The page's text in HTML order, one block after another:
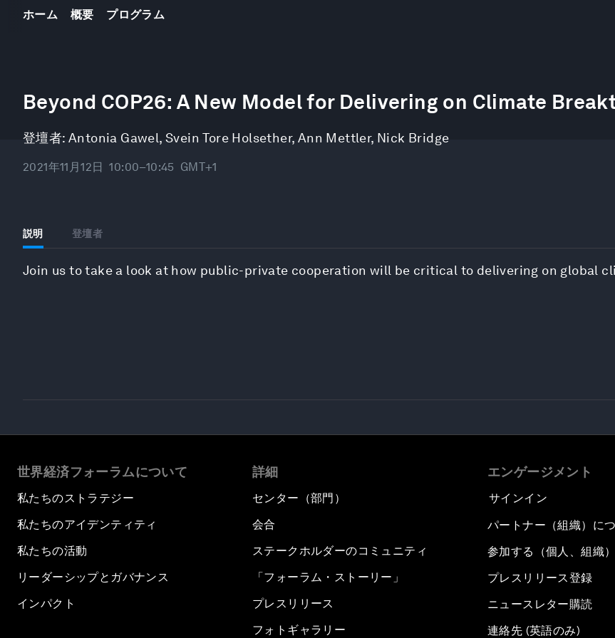
ホーム 概要 プログラム
Beyond COP26: A New Model for Delivering on Climate
登壇者: Antonia Gawel,Svein Tore Holsether, Ann Mettler, Nick Bridge
2021年11月12日 10:00–10:45 GMT+1
説明 登壇者
Join us to take a look at how public-private cooperation will be critical to delivering on global
of
18
seconds
世界経済フォーラムについて
私たちのストラテジー
私たちのアイデンティティ
私たちの活動
リーダーシップとガバナンス
インパクト
詳細
センター（部門）
会合
ステークホルダーのコミュニティ
「フォーラム・ストーリー」
プレスリリース
フォトギャラリー
エンゲージメント
サインイン
パートナー（組織）に
参加する（個人、組織）
プレスリリース登録
ニュースレター購読
連絡先 (英語のみ)